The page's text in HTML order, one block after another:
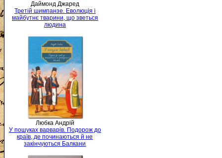
Даймонд Джаред
Третій шимпанзе. Еволюція і
майбутнє тварини, що зветься
людина
Любка Андрій
У пошуках варварів. Подорож до
країв, де починаються й не
закінчуються Балкани